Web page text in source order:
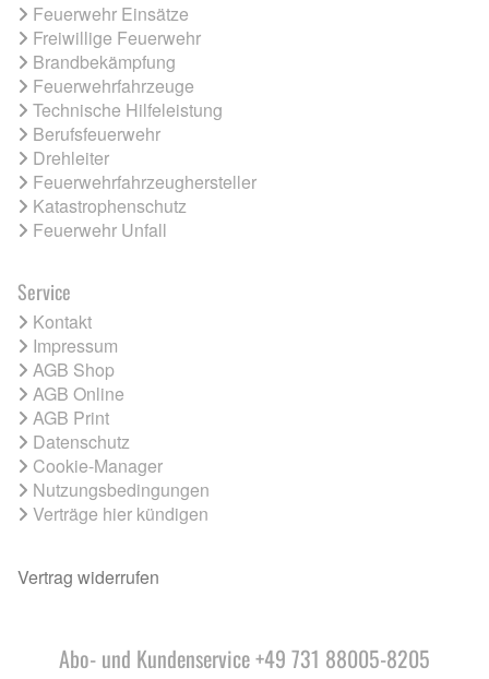
Feuerwehr Einsätze
Freiwillige Feuerwehr
Brandbekämpfung
Feuerwehrfahrzeuge
Technische Hilfeleistung
Berufsfeuerwehr
Drehleiter
Feuerwehrfahrzeughersteller
Katastrophenschutz
Feuerwehr Unfall
Service
Kontakt
Impressum
AGB Shop
AGB Online
AGB Print
Datenschutz
Cookie-Manager
Nutzungsbedingungen
Verträge hier kündigen
Vertrag widerrufen
Abo- und Kundenservice +49 731 88005-8205